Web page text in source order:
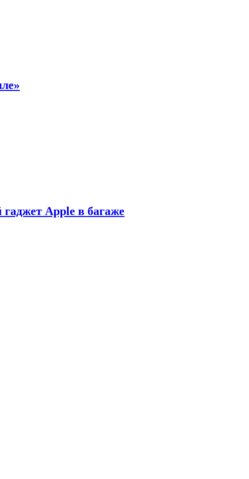
Apple в багаже